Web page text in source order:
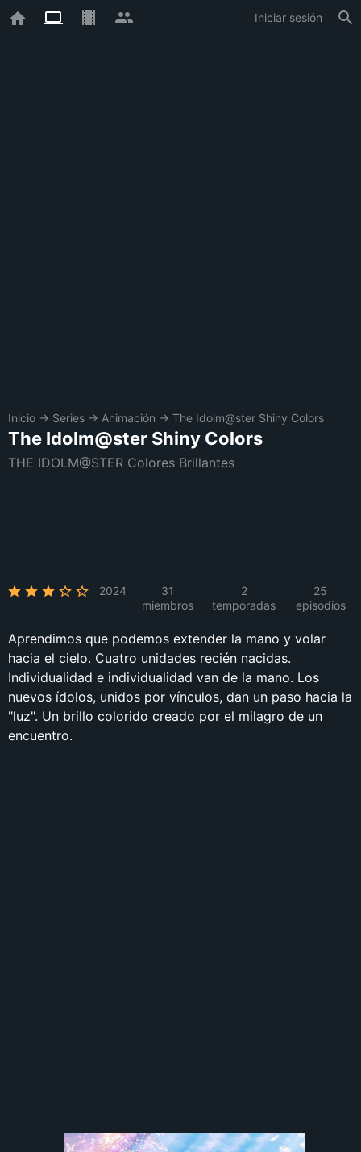
Iniciar sesión
Inicio → Series → Animación → The Idolm@ster Shiny Colors
The Idolm@ster Shiny Colors
THE IDOLM@STER Colores Brillantes
2024
31
miembros
2
temporadas
25
episodios
Aprendimos que podemos extender la mano y volar
hacia el cielo. Cuatro unidades recién nacidas.
Individualidad e individualidad van de la mano. Los
nuevos ídolos, unidos por vínculos, dan un paso hacia la
"luz". Un brillo colorido creado por el milagro de un
encuentro.